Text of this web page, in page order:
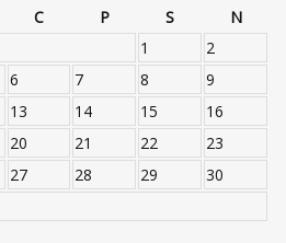
C P S
N
1
2
6 7 8
9
13 14 15
16
20 21 22
23
27 28 29
30